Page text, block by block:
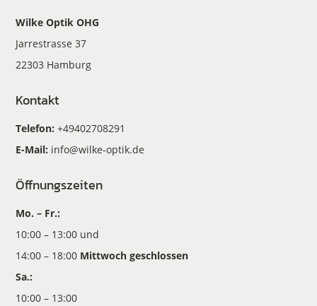
Wilke Optik OHG
Jarrestrasse 37
22303 Hamburg
Kontakt
Telefon:+49402708291
E-Mail: info@wilke-optik.de
Öffnungszeiten
Mo. – Fr.:
10:00 – 13:00 und
14:00 – 18:00 Mittwoch geschlossen
Sa.:
10:00 – 13:00